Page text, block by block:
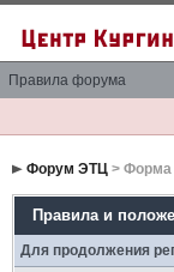
Правила форума
Форум ЭТЦ> Форма
Правила и
Для продолжения